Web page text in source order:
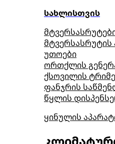
სახლისთვის
მტვერსასრუტის
უთოები
ორთქლის
ქსოვილის
ფანჯრის
წყლის
ყინულის